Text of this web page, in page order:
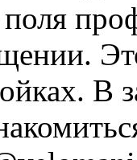
поля
В